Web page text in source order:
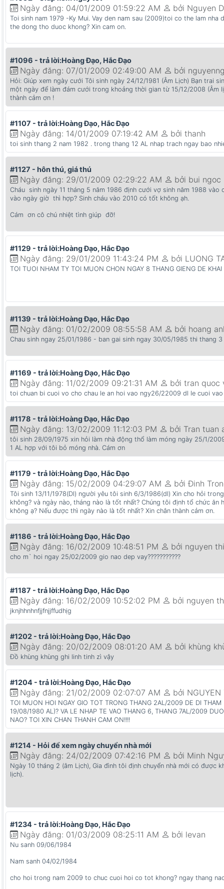
Ngày đăng: 04/01/2009 01:59:22 AM bởi Nguyen
Toi sinh nam 1979 -Ky Mui. Vay den nam sau (2009)toi co the lam nha
the dong tho duoc khong? Xin cam on.
#1096 - trả lời:Hoàng Đạo, Hắc Đạo
Ngày đăng: 07/01/2009 02:49:00 AM bởi
Hỏi: Giúp xem ngày cưới Tôi sinh ngày 24/12/1981 (Âm Lịch) Bạn trai
một ngày để làm đám cưới trong khoảng thời gian từ 15/12/2008 (Âm
thành cảm ơn !
#1107 - trả lời:Hoàng Đạo, Hắc Đạo
Ngày đăng: 14/01/2009 07:19:42 AM bởi thanh
toi sinh thang 2 nam 1982 . trong thang 12 AL nhap trach ngay bao
#1127 - hôn thú, giá thú
Ngày đăng: 29/01/2009 02:29:22 AM bởi bui ngoc
Cháu sinh ngày 11 tháng 5 năm 1986 định cưới vợ sinh năm 1988
vào ngày giờ thì hợp? Sinh cháu vào 2010 có tốt không ạh.
Cám ơn cô chú nhiệt tình giúp đỡ!
#1129 - trả lời:Hoàng Đạo, Hắc Đạo
Ngày đăng: 29/01/2009 11:43:24 PM bởi LUONG
TOI TUOI NHAM TY TOI MUON CHON NGAY 8 THANG GIENG DE
#1139 - trả lời:Hoàng Đạo, Hắc Đạo
Ngày đăng: 01/02/2009 08:55:58 AM bởi hoang
Chau sinh ngay 25/01/1986 - ban gai sinh ngay 30/05/1985 thi thang
#1169 - trả lời:Hoàng Đạo, Hắc Đạo
Ngày đăng: 11/02/2009 09:21:31 AM bởi tran quoc
toi chuan bi cuoi vo cho chau le an hoi vao ngy26/22009 dl le cuoi
#1178 - trả lời:Hoàng Đạo, Hắc Đạo
Ngày đăng: 13/02/2009 11:12:03 PM bởi Tran tuan
tôi sinh 28/09/1975 xin hỏi làm nhà động thổ làm móng ngày 25/1/
1 AL hợp với tôi bỏ móng nhà. Cám ơn
#1179 - trả lời:Hoàng Đạo, Hắc Đạo
Ngày đăng: 15/02/2009 04:29:07 AM bởi Đinh
Tôi sinh 13/11/1978(Dl) người yêu tôi sinh 6/3/1986(dl) Xin cho hỏi
không? và ngày nào, tháng nào là tốt nhất? Chúng tôi định tổ chức
không ạ? Nếu được thì ngày nào là tốt nhất? Xin chân thành cảm ơn.
#1186 - trả lời:Hoàng Đạo, Hắc Đạo
Ngày đăng: 16/02/2009 10:48:51 PM bởi nguyen
cho m` hoi ngay 25/02/2009 gio nao dep vay???????????
#1187 - trả lời:Hoàng Đạo, Hắc Đạo
Ngày đăng: 16/02/2009 10:52:02 PM bởi nguyen
jknjhhnhnfjjfnjjffudhịg
#1202 - trả lời:Hoàng Đạo, Hắc Đạo
Ngày đăng: 20/02/2009 08:01:20 AM bởi khùng
Đồ khùng khùng ghi linh tinh zì vậy
#1204 - trả lời:Hoàng Đạo, Hắc Đạo
Ngày đăng: 21/02/2009 02:07:07 AM bởi NGUYEN
TOI MUON HOI NGAY GIO TOT TRONG THANG 2AL/2009 DE DI
19/08/1980 AL)? VA LE NHAP TE VAO THANG 6, THANG 7AL/2009
NAO? TOI XIN CHAN THANH CAM ON!!!!
#1214 - Hỏi để xem ngày chuyển nhà mới
Ngày đăng: 24/02/2009 07:42:16 PM bởi Minh
Ngày 10 tháng 2 (âm Lịch), Gia đình tôi định chuyển nhà mới có được
lịch).
#1234 - trả lời:Hoàng Đạo, Hắc Đạo
Ngày đăng: 01/03/2009 08:25:11 AM bởi levan
Nu sanh 09/06/1984
Nam sanh 04/02/1984
cho hoi trong nam 2009 to chuc cuoi hoi co tot khong? ngay thang